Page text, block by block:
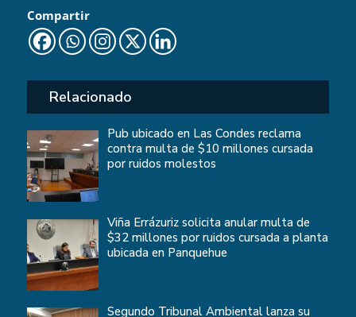
Compartir
Relacionado
Pub ubicado en Las Condes reclama
contra multa de $10 millones cursada
por ruidos molestos
Viña Errázuriz solicita anular multa de
$32 millones por ruidos cursada a planta
ubicada en Panquehue
Segundo Tribunal Ambiental lanza su